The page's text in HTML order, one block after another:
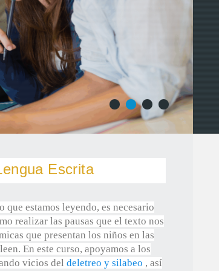
2 4
Escrita
que estamos leyendo, es necesario
realizar las pausas que el texto nos
que presentan los niños en las
En este curso, apoyamos a los
vicios del deletreo y silabeo , así